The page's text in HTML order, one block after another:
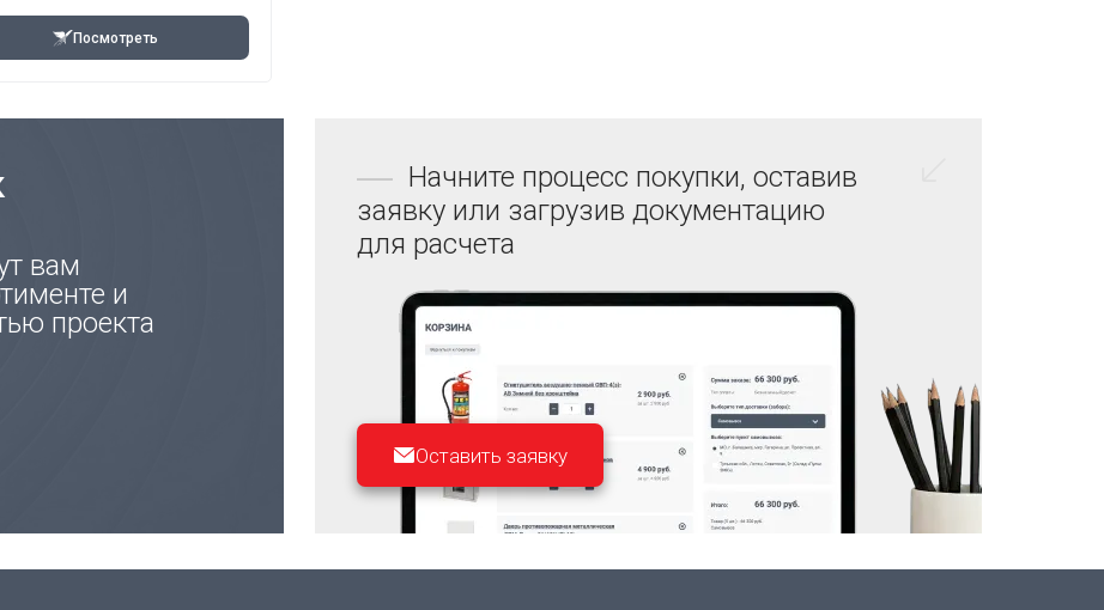
Посмотреть
вам
и
проекта
Начните процесс покупки, оставив
заявку или загрузив документацию
для расчета
Оставить заявку